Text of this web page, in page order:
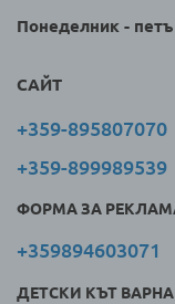
Понеделник -
САЙТ
+359-895807070
+359-899989539
ФОРМА ЗА
+359894603071
ДЕТСКИ КЪТ ВАРНА